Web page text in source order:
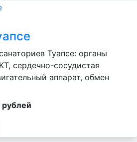
Туапсе: органы
сердечно-сосудистая
аппарат, обмен